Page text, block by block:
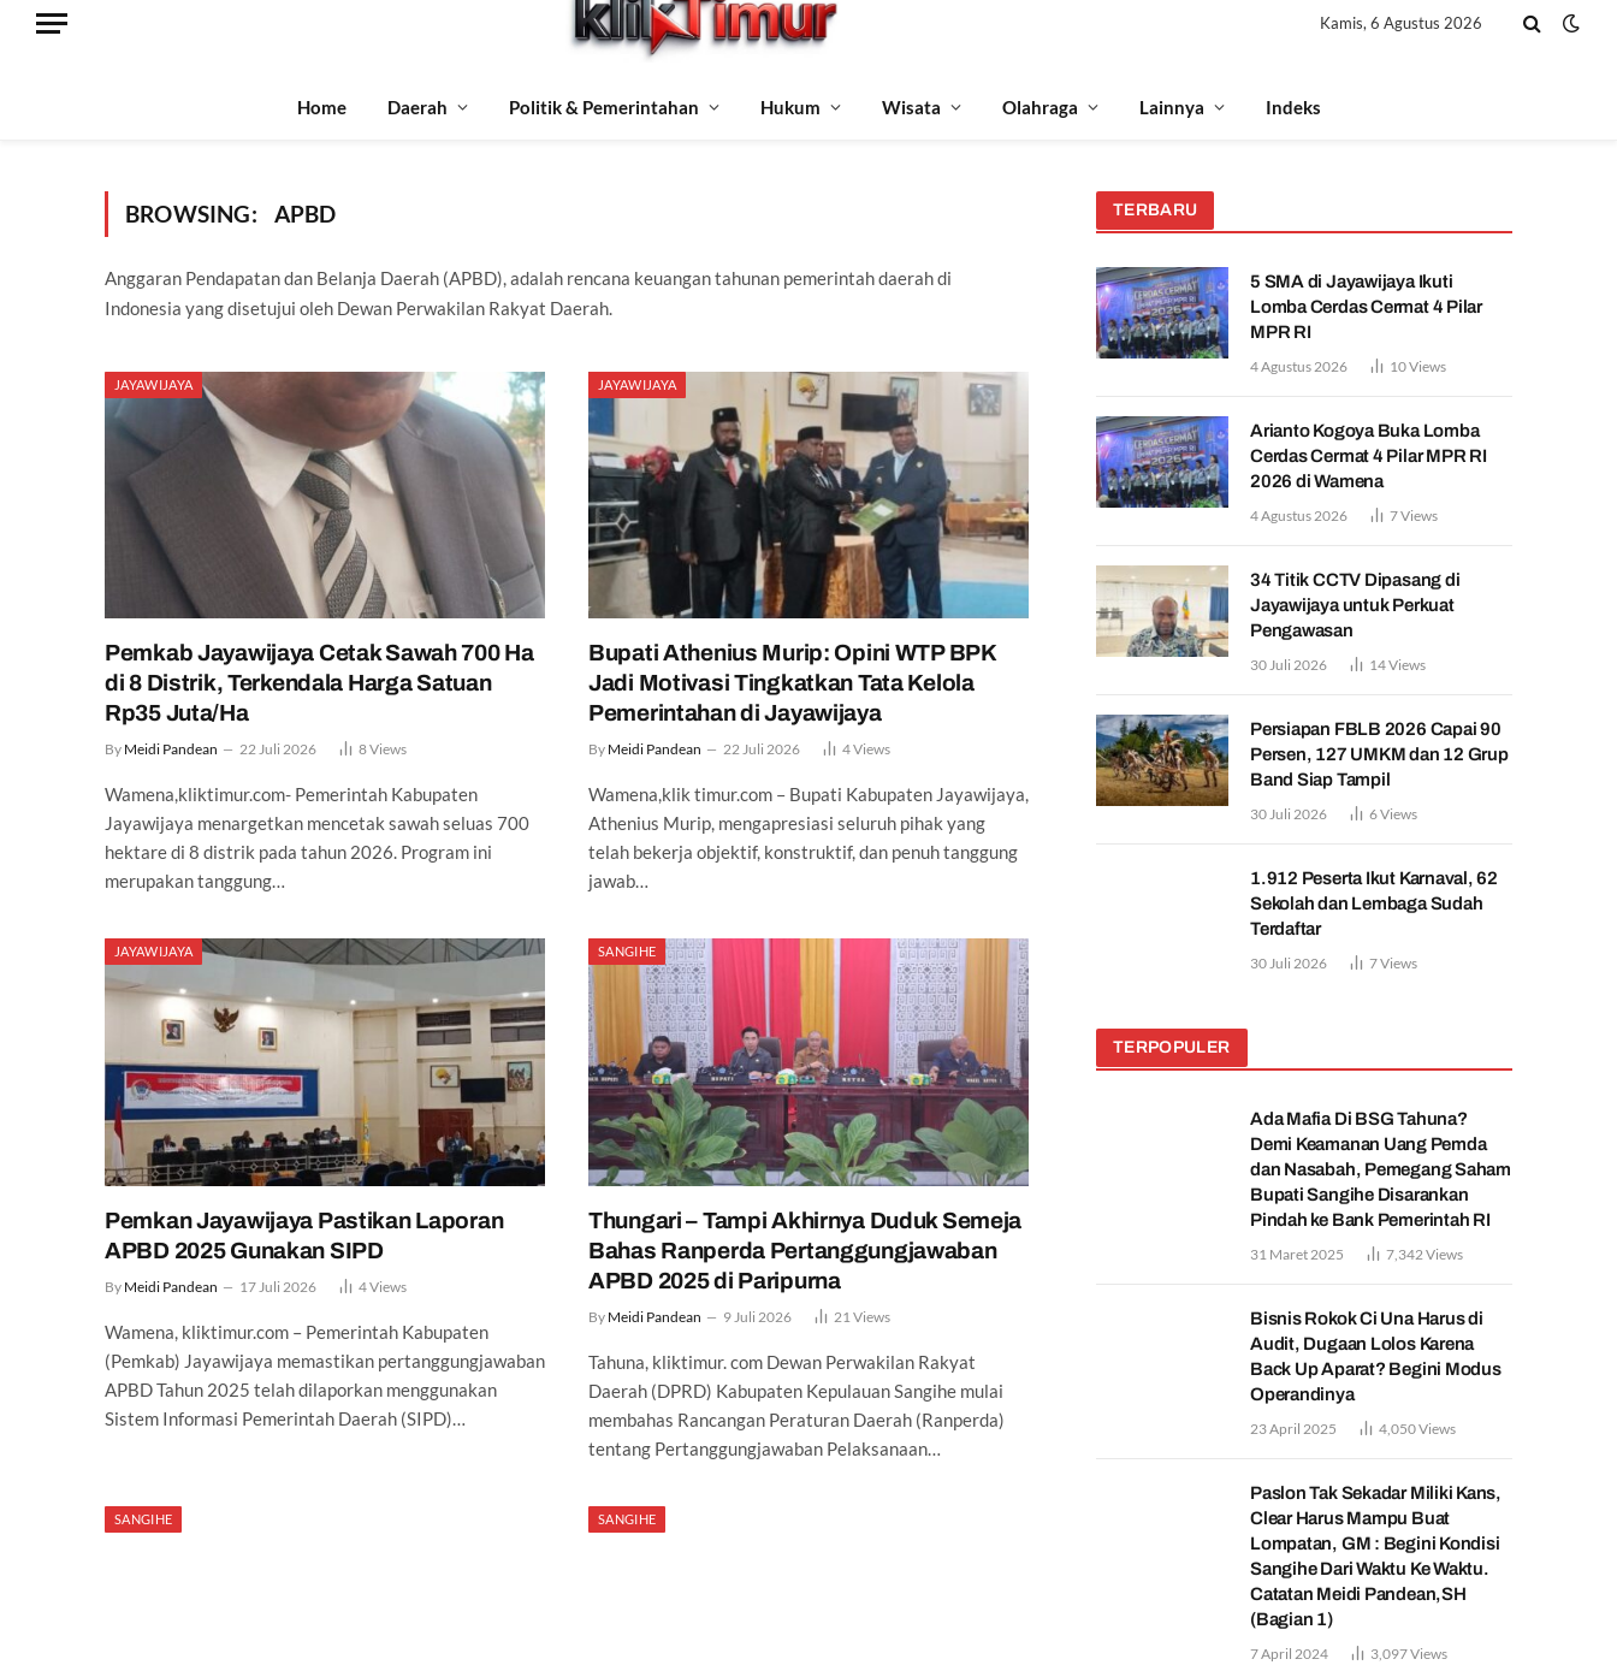
Kamis, 6 Agustus 2026
Home Daerah Politik & Pemerintahan Hukum Wisata Olahraga Lainnya Indeks
BROWSING: APBD
Anggaran Pendapatan dan Belanja Daerah (APBD), adalah rencana keuangan tahunan pemerintah daerah di
Indonesia yang disetujui oleh Dewan Perwakilan Rakyat Daerah.
JAYAWIJAYA
Pemkab Jayawijaya Cetak Sawah 700 Ha
di 8 Distrik, Terkendala Harga Satuan
Rp35 Juta/Ha
By Meidi Pandean 22 Juli 2026 8Views
Wamena,kliktimur.com- Pemerintah Kabupaten
Jayawijaya menargetkan mencetak sawah seluas 700
hektare di 8 distrik pada tahun 2026. Program ini
merupakan tanggung…
JAYAWIJAYA
Bupati Athenius Murip: Opini WTP BPK
Jadi Motivasi Tingkatkan Tata Kelola
Pemerintahan di Jayawijaya
By Meidi Pandean 22 Juli 2026 4Views
Wamena,klik timur.com – Bupati Kabupaten Jayawijaya,
Athenius Murip, mengapresiasi seluruh pihak yang
telah bekerja objektif, konstruktif, dan penuh tanggung
jawab…
JAYAWIJAYA
Pemkan Jayawijaya Pastikan Laporan
APBD 2025 Gunakan SIPD
By Meidi Pandean 17 Juli 2026 4Views
Wamena, kliktimur.com – Pemerintah Kabupaten
(Pemkab) Jayawijaya memastikan pertanggungjawaban
APBD Tahun 2025 telah dilaporkan menggunakan
Sistem Informasi Pemerintah Daerah (SIPD)…
SANGIHE
Thungari – Tampi Akhirnya Duduk Semeja
Bahas Ranperda Pertanggungjawaban
APBD 2025 di Paripurna
By Meidi Pandean 9 Juli 2026 21Views
Tahuna, kliktimur. com Dewan Perwakilan Rakyat
Daerah (DPRD) Kabupaten Kepulauan Sangihe mulai
membahas Rancangan Peraturan Daerah (Ranperda)
tentang Pertanggungjawaban Pelaksanaan…
SANGIHE SANGIHE
TERBARU
5 SMA di Jayawijaya Ikuti
Lomba Cerdas Cermat 4 Pilar
MPR RI
4 Agustus 2026 10Views
Arianto Kogoya Buka Lomba
Cerdas Cermat 4 Pilar MPR RI
2026 di Wamena
4 Agustus 2026 7Views
34 Titik CCTV Dipasang di
Jayawijaya untuk Perkuat
Pengawasan
30 Juli 2026 14Views
Persiapan FBLB 2026 Capai 90
Persen, 127 UMKM dan 12 Grup
Band Siap Tampil
30 Juli 2026 6Views
1.912 Peserta Ikut Karnaval, 62
Sekolah dan Lembaga Sudah
Terdaftar
30 Juli 2026 7Views
TERPOPULER
Ada Mafia Di BSG Tahuna?
Demi Keamanan Uang Pemda
dan Nasabah, Pemegang Saham
Bupati Sangihe Disarankan
Pindah ke Bank Pemerintah RI
31 Maret 2025 7,342 Views
Bisnis Rokok Ci Una Harus di
Audit, Dugaan Lolos Karena
Back Up Aparat? Begini Modus
Operandinya
23 April 2025 4,050Views
Paslon Tak Sekadar Miliki Kans,
Clear Harus Mampu Buat
Lompatan, GM : Begini Kondisi
Sangihe Dari Waktu Ke Waktu.
Catatan Meidi Pandean,SH
(Bagian 1)
7 April 2024 3,097Views